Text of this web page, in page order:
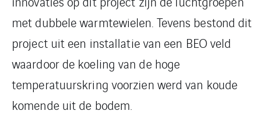
met dubbele warmtewielen. Tevens bestond dit
project uit een installatie van een BEO veld
waardoor de koeling van de hoge
temperatuurskring voorzien werd van koude
komende uit de bodem.